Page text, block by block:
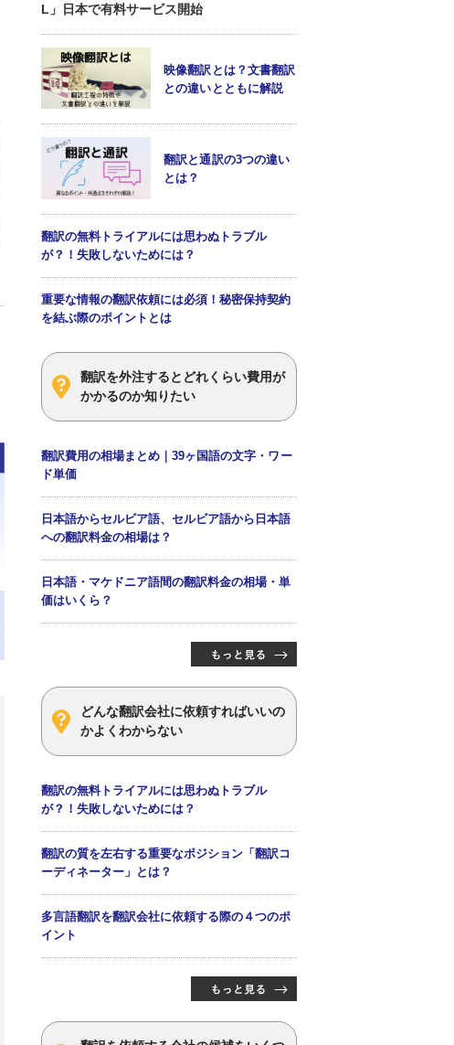
L」日本で有料サービス開始
映像翻訳とは？文書翻訳
との違いとともに解説
翻訳と通訳の3つの違い
とは？
翻訳の無料トライアルには思わぬトラブル
が？！失敗しないためには？
重要な情報の翻訳依頼には必須！秘密保持契約
を結ぶ際のポイントとは
翻訳を外注するとどれくらい費用が
かかるのか知りたい
翻訳費用の相場まとめ｜39ヶ国語の文字・ワー
ド単価
日本語からセルビア語、セルビア語から日本語
への翻訳料金の相場は？
日本語・マケドニア語間の翻訳料金の相場・単
価はいくら？
どんな翻訳会社に依頼すればいいの
かよくわからない
翻訳の無料トライアルには思わぬトラブル
が？！失敗しないためには？
翻訳の質を左右する重要なポジション「翻訳コ
ーディネーター」とは？
多言語翻訳を翻訳会社に依頼する際の４つのポ
イント